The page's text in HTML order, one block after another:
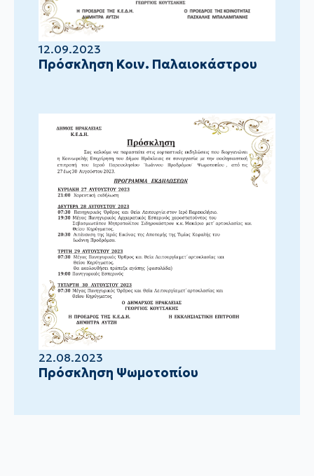
12.09.2023
Πρόσκληση Κοιν. Παλαιοκάστρου
22.08.2023
Πρόσκληση Ψωμοτοπίου